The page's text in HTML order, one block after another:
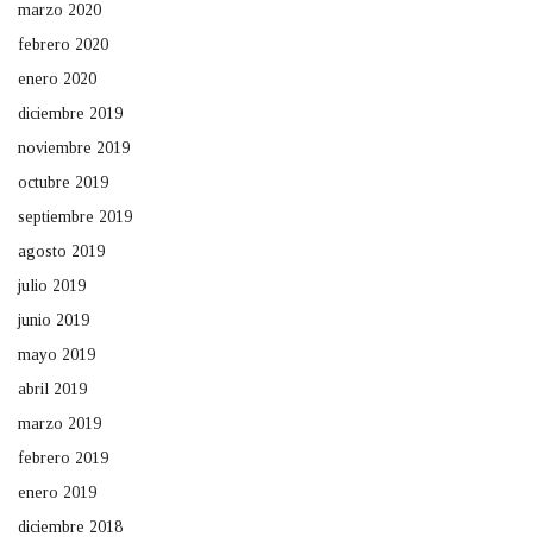
marzo 2020
febrero 2020
enero 2020
diciembre 2019
noviembre 2019
octubre 2019
septiembre 2019
agosto 2019
julio 2019
junio 2019
mayo 2019
abril 2019
marzo 2019
febrero 2019
enero 2019
diciembre 2018